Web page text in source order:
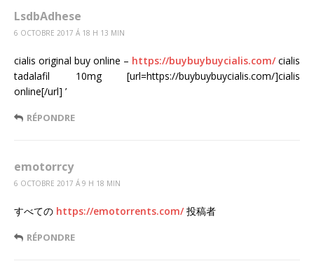
LsdbAdhese
6 OCTOBRE 2017 Á 18 H 13 MIN
cialis original buy online – https://buybuybuycialis.com/cialis
tadalafil 10mg [url=https://buybuybuycialis.com/]cialis
online[/url] ’
RÉPONDRE
emotorrcy
6 OCTOBRE 2017 Á 9 H 18 MIN
すべての https://emotorrents.com/投稿者
RÉPONDRE